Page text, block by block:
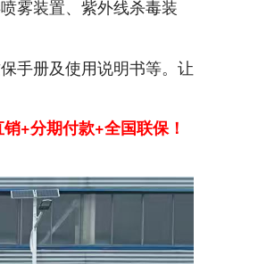
雾装置、紫外线杀毒装
手册及使用说明书等。让
+分期付款+全国联保！